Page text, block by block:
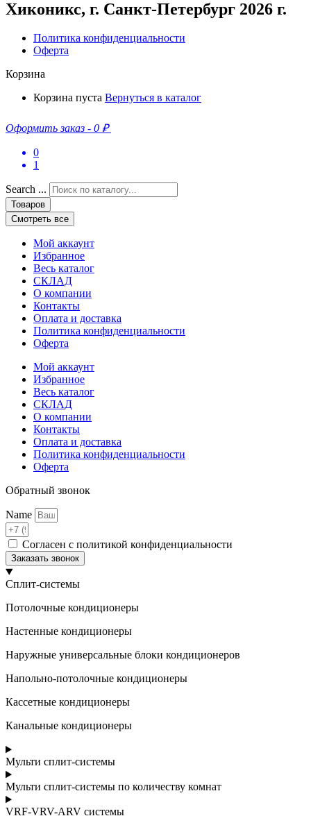
Хиконикс, г. Санкт-Петербург 2026 г.
Политика конфиденциальности
Оферта
Корзина
Корзина пуста Вернуться в каталог
Оформить заказ - 0 ₽
0
1
Search ...
Товаров
Смотреть все
Мой аккаунт
Избранное
Весь каталог
СКЛАД
О компании
Контакты
Оплата и доставка
Политика конфиденциальности
Оферта
Мой аккаунт
Избранное
Весь каталог
СКЛАД
О компании
Контакты
Оплата и доставка
Политика конфиденциальности
Оферта
Обратный звонок
Name
Согласен с политикой конфиденциальности
Заказать звонок
Сплит-системы
Потолочные кондиционеры
Настенные кондиционеры
Наружные универсальные блоки кондиционеров
Напольно-потолочные кондиционеры
Кассетные кондиционеры
Канальные кондиционеры
Мульти сплит-системы
Мульти сплит-системы по количеству комнат
VRF-VRV-ARV системы